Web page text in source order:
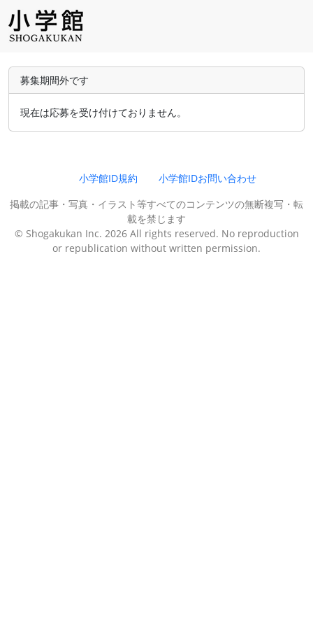
募集期間外です
現在は応募を受け付けておりません。
小学館ID規約
小学館IDお問い合わせ
掲載の記事・写真・イラスト等すべてのコンテンツの無断複写・転
載を禁じます
© Shogakukan Inc. 2026 All rights reserved. No reproduction
or republication without written permission.